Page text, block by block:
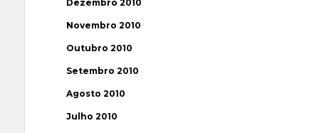
Dezembro 2010
Novembro 2010
Outubro 2010
Setembro 2010
Agosto 2010
Julho 2010